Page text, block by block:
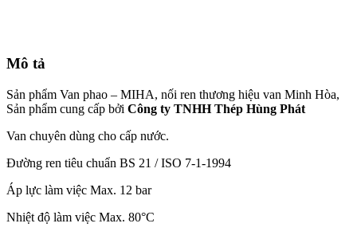
Mô tả
Sản phẩm Van phao – MIHA, nối ren thương hiệu van Minh Hòa,
Sản phẩm cung cấp bởi Công ty TNHH Thép Hùng Phát
Van chuyên dùng cho cấp nước.
Đường ren tiêu chuẩn BS 21 / ISO 7-1-1994
Áp lực làm việc Max. 12 bar
Nhiệt độ làm việc Max. 80°C